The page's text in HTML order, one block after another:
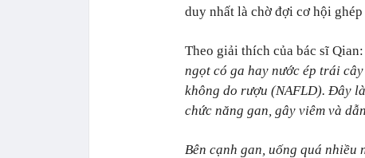
duy nhất là chờ đợi cơ hội ghép
Theo giải thích của bác sĩ Qian:
ngọt có ga hay nước ép trái
không do rượu (NAFLD). Đây
chức năng gan, gây viêm và
Bên cạnh gan, uống quá nhiều